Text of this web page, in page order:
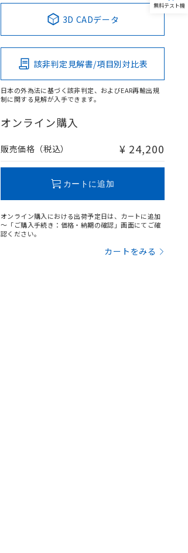
3D CADデータ
該非判定見解書/項目別対比表
日本の外為法に基づく該非判定、およびEAR再輸出規
制に関する見解が入手できます。
オンライン購入
販売価格（税込） ¥ 24,200
カートに追加
オンライン購入における出荷予定日は、カートに追加
～「ご購入手続き：価格・納期の確認」画面にてご確
認ください。
カートをみる
無料テスト機